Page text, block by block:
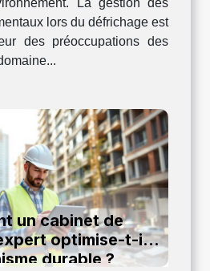
La gestion des
lors du défrichage est
des préoccupations des
un cabinet de
optimise-t-il
durable ?